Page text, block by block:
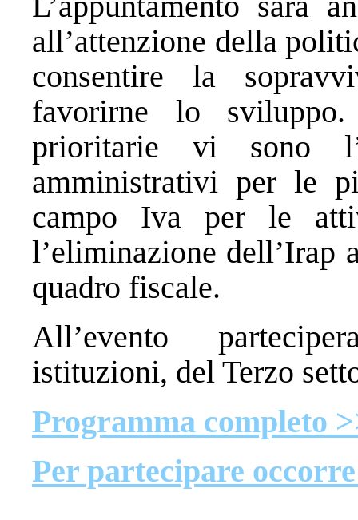
all’attenzione della
consentire la
favorirne lo
prioritarie vi sono
amministrativi per le
campo Iva per le
l’eliminazione
quadro fiscale.
All’evento
istituzioni, del Terzo
Programma completo
Per partecipare